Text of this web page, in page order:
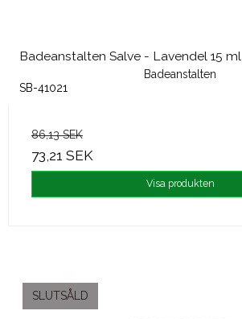
Badeanstalten Salve - Lavendel 15 ml
Badeanstalten
SB-41021
86,13 SEK
73,21 SEK
Visa produkten
SLUTSÅLD